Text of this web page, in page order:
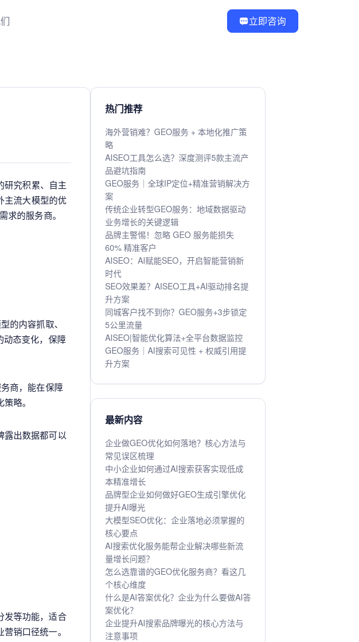
立即咨询
研究积累、自主
主流大模型的优
的服务商。
的内容抓取、
动态变化，保障
商，能在保障
略。
露出数据都可以
发等功能，适合
销口径统一。
热门推荐
海外营销难？GEO服务 + 本地化推广策
略
AISEO工具怎么选？深度测评5款主流产
品避坑指南
GEO服务｜全球IP定位+精准营销解决方
案
传统企业转型GEO服务：地域数据驱动
业务增长的关键逻辑
品牌主警惕！忽略 GEO 服务能损失
60% 精准客户
AISEO：AI赋能SEO，开启智能营销新
时代
SEO效果差？AISEO工具+AI驱动排名提
升方案
同城客户找不到你？GEO服务+3步锁定
5公里流量
AISEO|智能优化算法+全平台数据监控
GEO服务｜AI搜索可见性 + 权威引用提
升方案
最新内容
企业做GEO优化如何落地？核心方法与
常见误区梳理
中小企业如何通过AI搜索获客实现低成
本精准增长
品牌型企业如何做好GEO生成引擎优化
提升AI曝光
大模型SEO优化：企业落地必须掌握的
核心要点
AI搜索优化服务能帮企业解决哪些新流
量增长问题？
怎么选靠谱的GEO优化服务商？看这几
个核心维度
什么是AI答案优化？企业为什么要做AI答
案优化？
企业提升AI搜索品牌曝光的核心方法与
注意事项